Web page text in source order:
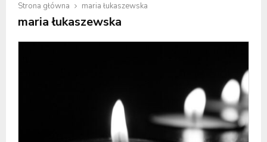
Strona główna maria łukaszewska
maria łukaszewska